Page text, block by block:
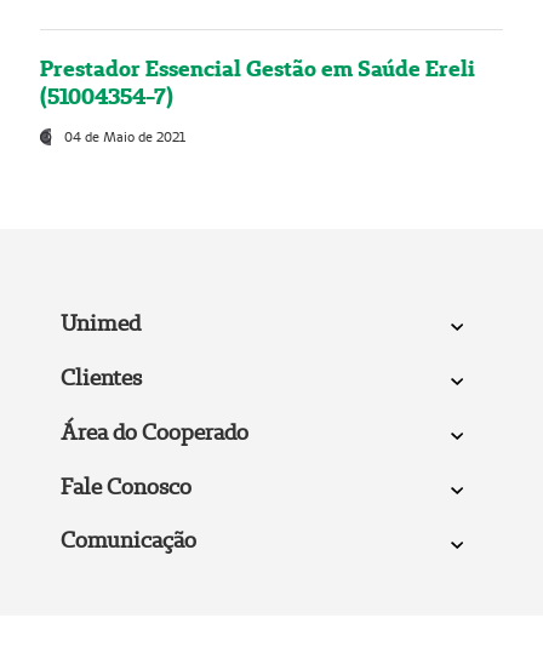
Prestador Essencial Gestão em Saúde Ereli
(51004354-7)
04 de Maio de 2021
Unimed
Clientes
Área do Cooperado
Fale Conosco
Comunicação